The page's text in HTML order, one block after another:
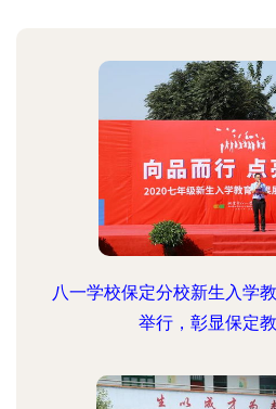
八一学校保定分校新生入学
举行，彰显保定